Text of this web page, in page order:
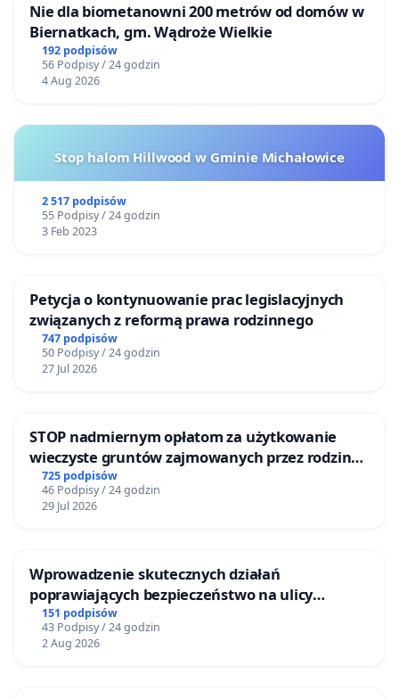
Nie dla biometanowni 200 metrów od domów w
Biernatkach, gm. Wądroże Wielkie
192 podpisów
56 Podpisy / 24 godzin
4 Aug 2026
Stop halom Hillwood w Gminie Michałowice
2 517 podpisów
55 Podpisy / 24 godzin
3 Feb 2023
Petycja o kontynuowanie prac legislacyjnych
związanych z reformą prawa rodzinnego
747 podpisów
50 Podpisy / 24 godzin
27 Jul 2026
STOP nadmiernym opłatom za użytkowanie
wieczyste gruntów zajmowanych przez rodzinne
ogrody działkowe.
725 podpisów
46 Podpisy / 24 godzin
29 Jul 2026
Wprowadzenie skutecznych działań
poprawiających bezpieczeństwo na ulicy
Żeromskiego w Otwocku
151 podpisów
43 Podpisy / 24 godzin
2 Aug 2026